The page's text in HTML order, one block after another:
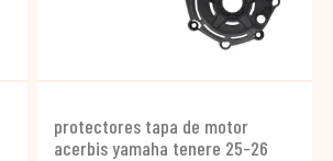
protectores tapa de motor
acerbis yamaha tenere 25-26